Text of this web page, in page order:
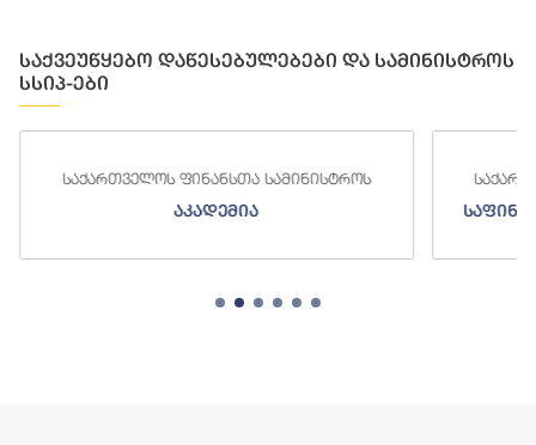
საქვეუწყებო დაწესებულებები და სამინისტროს
სსიპ-ები
საქართველოს ფინანსთა სამინისტროს
აკადემია